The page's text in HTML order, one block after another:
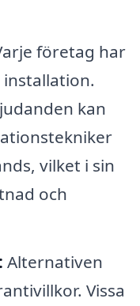
företag har
kan
vilket i sin
och
Alternativen
Vissa